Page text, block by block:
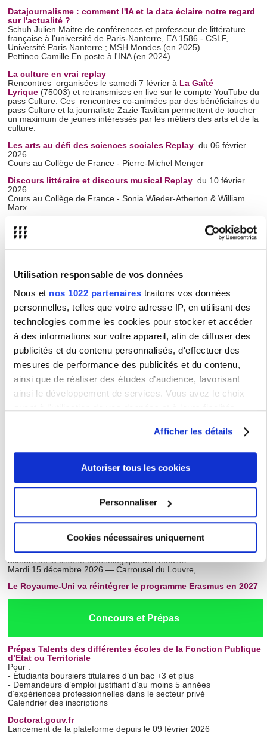
Utilisation responsable de vos données
Nous et nos 1022 partenaires traitons vos données
personnelles, telles que votre adresse IP, en utilisant des
technologies comme les cookies pour stocker et accéder
à des informations sur votre appareil, afin de diffuser des
publicités et du contenu personnalisés, d'effectuer des
mesures de performance des publicités et du contenu,
ainsi que de réaliser des études d’audience, favorisant
ainsi le développement de services. Vous avez le choix
moment en consultant la Déclaration relative aux cookies
ou en cliquant sur l'icône de confidentialité.
Si vous le permettez, nous aimerions également :
géographique qui peuvent être précises à plusieurs
mètres près
Identifier votre appareil en l'analysant activement
pour en relever les caractéristiques spécifiques
(empreintes digitales).
Pour en savoir plus sur le traitement de vos données
personnelles et définir vos préférences, reportez-vous à la
section « Détails ». Vous pouvez modifier ou retirer votre
Les cookies nous permettent de personnaliser le contenu
et les annonces, d'offrir des fonctionnalités relatives aux
médias sociaux et d'analyser notre trafic. Nous
notre site avec nos partenaires de médias sociaux, de
Afficher les détails
Autoriser tous les cookies
Personnaliser
Cookies nécessaires uniquement
Datajournalisme : comment l'IA et la data éclaire notre regard
sur l'actualité ?
Schuh Julien Maitre de conférences et professeur de littérature
française à l'université de Paris-Nanterre, EA 1586 - CSLF,
Université Paris Nanterre ; MSH Mondes (en 2025)
Pettineo Camille En poste à l'INA (en 2024)
La culture en vrai replay
Rencontres organisées le samedi 7 février à La Gaîté
Lyrique (75003) et retransmises en live sur le compte YouTube du
pass Culture. Ces rencontres co-animées par des bénéficiaires du
pass Culture et la journaliste Zazie Tavitian permettent de toucher
un maximum de jeunes intéressés par les métiers des arts et de la
culture.
Les arts au défi des sciences sociales Replay du 06 février
2026
Cours au Collège de France - Pierre-Michel Menger
Discours littéraire et discours musical Replay du 10 février
2026
Cours au Collège de France - Sonia Wieder-Atherton & William
Marx
Les idées reçues sur l’animation jeunesse
webconférence de l'INJEP du 12 février 2026
Festival d'Avignon In et Off
du 04 au 25 juillet 2026
Partir en livre
du 17 juin au 19 juillet 2026
La Fabrique de la diplomatie
les 4 et 5 septembre
Festival de la Fiction de La Rochelle (Télévision Audiovisuel)
du 15 au 20 septembre 2026
Forum Solutions pour la rentrée
mercredi 30 septembre 2026
Biblis en folie " La bibliothèque st un lieu de savoir et
d’émancipation "
du 02 au 04 octobre 2026
Festival du livre et de la presse d'écologie
03 et 04 octobre 2026 à l'Académie du Climat
Paris Radio Show
Salon dédié aux acteurs et aux solutions de la
radio, du podcast, de la vidéo et du numérique. Rendez-vous pour
multiplier les rencontres et les opportunités business pour tous les
acteurs de la chaîne technologique des médias.
Mardi 15 décembre 2026 — Carrousel du Louvre,
Le Royaume-Uni va réintégrer le programme Erasmus en 2027
Concours et Prépas
Prépas Talents des différentes écoles de la Fonction Publique
d’Etat ou Territoriale
Pour :
- Étudiants boursiers titulaires d’un bac +3 et plus
- Demandeurs d’emploi justifiant d’au moins 5 années
d’expériences professionnelles dans le secteur privé
Calendrier des inscriptions
Doctorat.gouv.fr
Lancement de la plateforme depuis le 09 février 2026